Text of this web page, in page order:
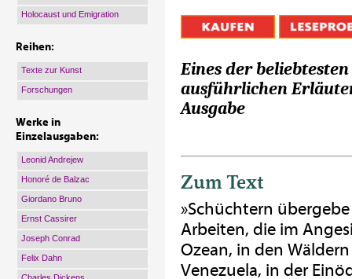
Holocaust und Emigration
Reihen:
Texte zur Kunst
Forschungen
Werke in
Einzelausgaben:
Leonid Andrejew
Honoré de Balzac
Giordano Bruno
Ernst Cassirer
Joseph Conrad
Felix Dahn
Eines der
ausführlichen
Ausgabe
Zum Text
»Schüchtern
Arbeiten, die im
Ozean, in den
Venezuela, in der